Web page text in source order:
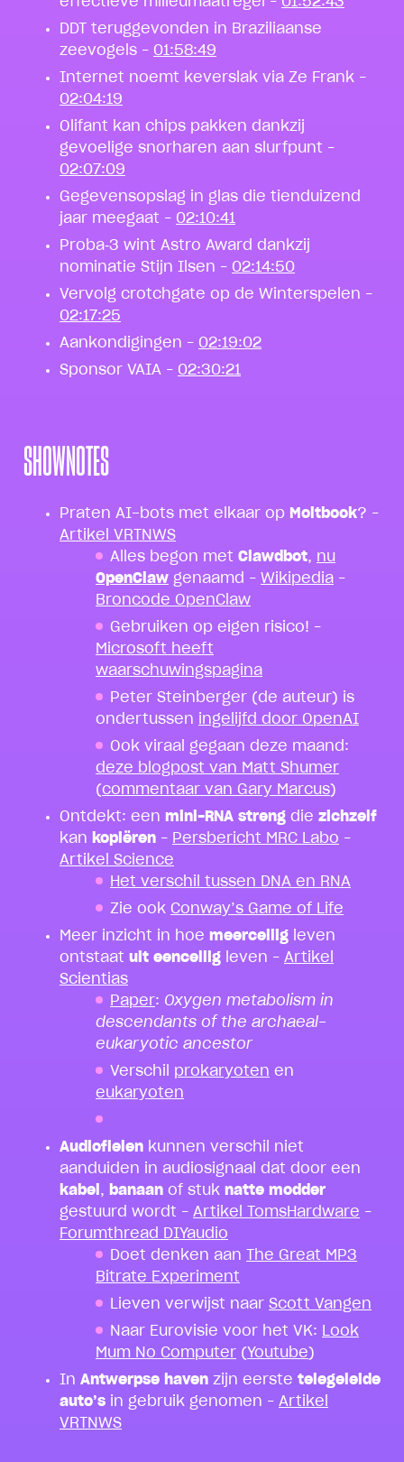
DDT teruggevonden in Braziliaanse
zeevogels – 01:58:49
Internet noemt keverslak via Ze Frank –
02:04:19
Olifant kan chips pakken dankzij
gevoelige snorharen aan slurfpunt –
02:07:09
Gegevensopslag in glas die tienduizend
jaar meegaat – 02:10:41
Proba‑3 wint Astro Award dankzij
nominatie Stijn Ilsen – 02:14:50
Vervolg crotchgate op de Winterspelen –
02:17:25
Aankondigingen – 02:19:02
Sponsor VAIA – 02:30:21
SHOWNOTES
Praten AI-bots met elkaar op Moltbook? –
Artikel VRTNWS
Alles begon met Clawdbot, nu
OpenClaw genaamd – Wikipedia –
Broncode OpenClaw
Gebruiken op eigen risico! –
Microsoft heeft
waarschuwingspagina
Peter Steinberger (de auteur) is
ondertussen ingelijfd door OpenAI
Ook viraal gegaan deze maand:
deze blogpost van Matt Shumer
(commentaar van Gary Marcus)
Ontdekt: een mini-RNA streng die zichzelf
kan kopiëren – Persbericht MRC Labo –
Artikel Science
Het verschil tussen DNA en RNA
Zie ook Conway’s Game of Life
Meer inzicht in hoe meercellig leven
ontstaat uit eencellig leven – Artikel
Scientias
Paper: Oxygen metabolism in
descendants of the archaeal-
eukaryotic ancestor
Verschil prokaryoten en
eukaryoten
Audiofielen kunnen verschil niet
aanduiden in audiosignaal dat door een
kabel , banaan of stuk natte modder
gestuurd wordt – Artikel TomsHardware –
Forumthread DIYaudio
Doet denken aan
The Great MP3
Bitrate Experiment
Lieven verwijst naar Scott Vangen
Naar Eurovisie voor het VK:
Look
Mum No Computer (Youtube)
In Antwerpse haven zijn eerste telegeleide
auto’s in gebruik genomen – Artikel
VRTNWS